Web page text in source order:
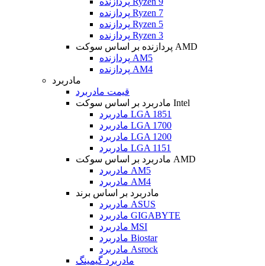
پردازنده Ryzen 7
پردازنده Ryzen 5
پردازنده Ryzen 3
پردازنده بر اساس سوکت AMD
پردازنده AM5
پردازنده AM4
مادربرد
قیمت مادربرد
مادربرد بر اساس سوکت Intel
مادربرد LGA 1851
مادربرد LGA 1700
مادربرد LGA 1200
مادربرد LGA 1151
مادربرد بر اساس سوکت AMD
مادربرد AM5
مادربرد AM4
مادربرد بر اساس برند
مادربرد ASUS
مادربرد GIGABYTE
مادربرد MSI
مادربرد Biostar
مادربرد Asrock
مادربرد گیمینگ